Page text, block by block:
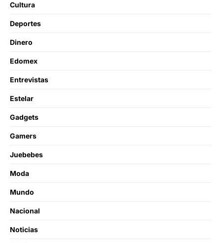
Cultura
Deportes
Dinero
Edomex
Entrevistas
Estelar
Gadgets
Gamers
Juebebes
Moda
Mundo
Nacional
Noticias